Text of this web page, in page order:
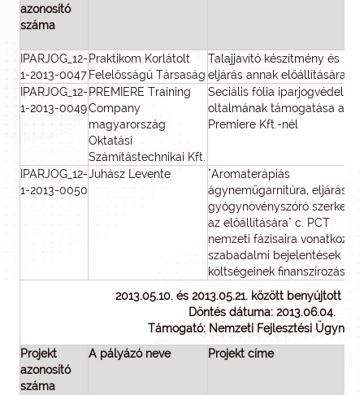
azonosító
száma
IPARJOG_12-
1-2013-0047
Praktikom Korlátolt
Felelősságű Társaság
Talajjavító készítmény és
eljárás annak előállítására
IPARJOG_12-
1-2013-0049
PREMIERE Training
Company
magyarország
Oktatási
Számítástechnikai Kft.
Seciális fólia iparjogvédelmi
oltalmának támogatása a
Premiere Kft.-nél
IPARJOG_12-
1-2013-0050
Juhász Levente
"Aromaterápiás
ágyneműgarnitúra, eljárás és
gyógynövényszóró szerkezet
az előállítására" c. PCT
nemzeti fázisaira vonatkozó
szabadalmi bejelentések
költségeinek finanszírozása
2013.05.10. és 2013.05.21. között benyújtott
Döntés dátuma: 2013.06.04.
Támogató: Nemzeti Fejlesztési
Projekt
azonosító
száma
A pályázó neve Projekt címe